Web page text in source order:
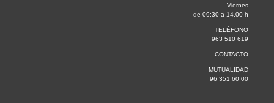
Viernes
de 09:30 a 14.00 h
TELÉFONO
963 510 619
CONTACTO
MUTUALIDAD
96 351 60 00